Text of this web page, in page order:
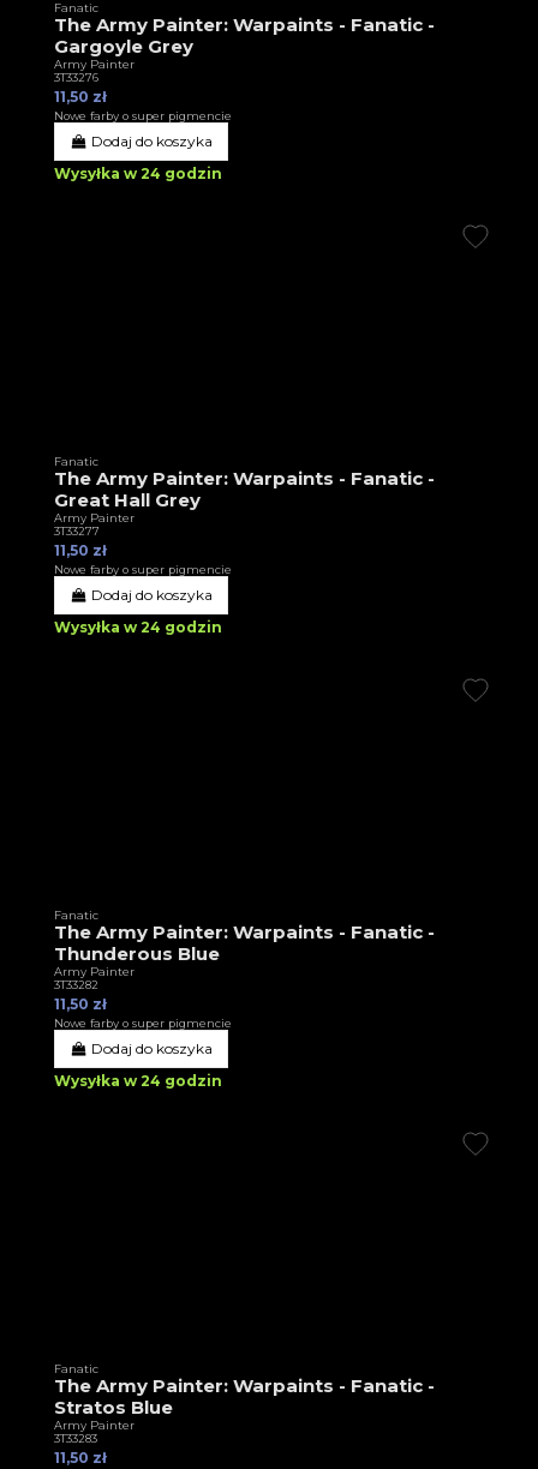
Fanatic
The Army Painter: Warpaints - Fanatic -
Gargoyle Grey
Army Painter
3T33276
11,50 zł
Nowe farby o super pigmencie
Dodaj do koszyka
Wysyłka w 24 godzin
Fanatic
The Army Painter: Warpaints - Fanatic -
Great Hall Grey
Army Painter
3T33277
11,50 zł
Nowe farby o super pigmencie
Dodaj do koszyka
Wysyłka w 24 godzin
Fanatic
The Army Painter: Warpaints - Fanatic -
Thunderous Blue
Army Painter
3T33282
11,50 zł
Nowe farby o super pigmencie
Dodaj do koszyka
Wysyłka w 24 godzin
Fanatic
The Army Painter: Warpaints - Fanatic -
Stratos Blue
Army Painter
3T33283
11,50 zł